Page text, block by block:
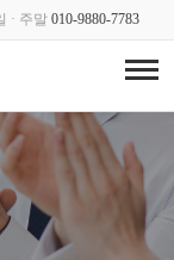
· 주말 010-9880-7783